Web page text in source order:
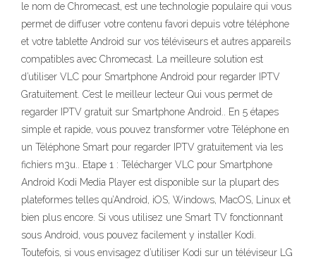
le nom de Chromecast, est une technologie populaire qui vous
permet de diffuser votre contenu favori depuis votre téléphone
et votre tablette Android sur vos téléviseurs et autres appareils
compatibles avec Chromecast. La meilleure solution est
d’utiliser VLC pour Smartphone Android pour regarder IPTV
Gratuitement. C’est le meilleur lecteur Qui vous permet de
regarder IPTV gratuit sur Smartphone Android.. En 5 étapes
simple et rapide, vous pouvez transformer votre Téléphone en
un Téléphone Smart pour regarder IPTV gratuitement via les
fichiers m3u.. Etape 1 : Télécharger VLC pour Smartphone
Android Kodi Media Player est disponible sur la plupart des
plateformes telles qu’Android, iOS, Windows, MacOS, Linux et
bien plus encore. Si vous utilisez une Smart TV fonctionnant
sous Android, vous pouvez facilement y installer Kodi.
Toutefois, si vous envisagez d’utiliser Kodi sur un téléviseur LG